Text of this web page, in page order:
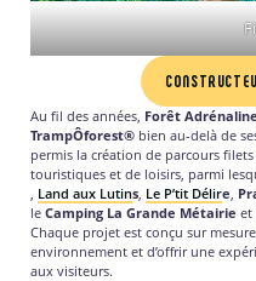
Au fil des années, Forêt Adrénaline
TrampÔforest® bien au-delà de
permis la création de parcours
touristiques et de loisirs, parmi
Land aux Lutins Le P’tit Délire
le Camping La Grande Métairie et
Chaque projet est conçu sur
environnement et d’offrir une
aux visiteurs.